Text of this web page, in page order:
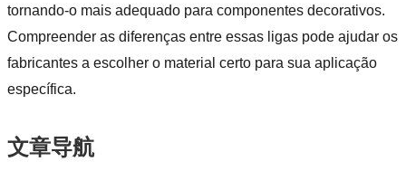
tornando-o mais adequado para componentes decorativos.
Compreender as diferenças entre essas ligas pode ajudar os
fabricantes a escolher o material certo para sua aplicação
específica.
文章导航